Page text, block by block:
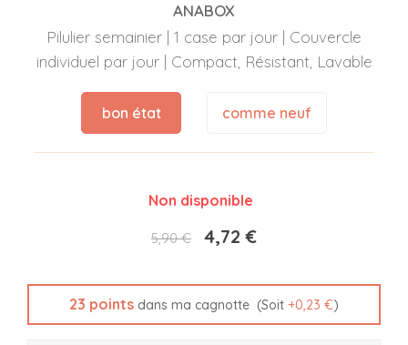
ANABOX
Pilulier semainier | 1 case par jour | Couvercle
individuel par jour | Compact, Résistant, Lavable
bon état comme neuf
Non disponible
5,90 € 4,72 €
23 points dans ma cagnotte (Soit +0,23 €)